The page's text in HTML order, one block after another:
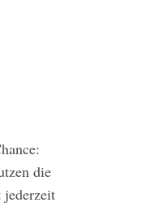
die
jederzeit